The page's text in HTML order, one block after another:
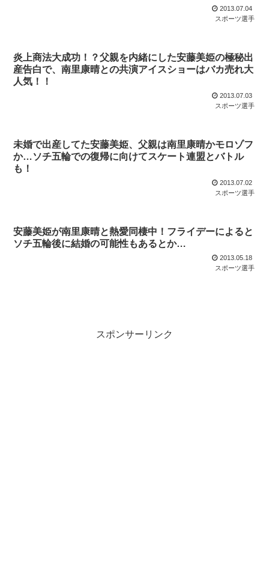
2013.07.04
スポーツ選手
炎上商法大成功！？父親を内緒にした安藤美姫の極秘出
産告白で、南里康晴との共演アイスショーはバカ売れ大
人気！！
2013.07.03
スポーツ選手
未婚で出産してた安藤美姫、父親は南里康晴かモロゾフ
か…ソチ五輪での復帰に向けてスケート連盟とバトル
も！
2013.07.02
スポーツ選手
安藤美姫が南里康晴と熱愛同棲中！フライデーによると
ソチ五輪後に結婚の可能性もあるとか…
2013.05.18
スポーツ選手
スポンサーリンク